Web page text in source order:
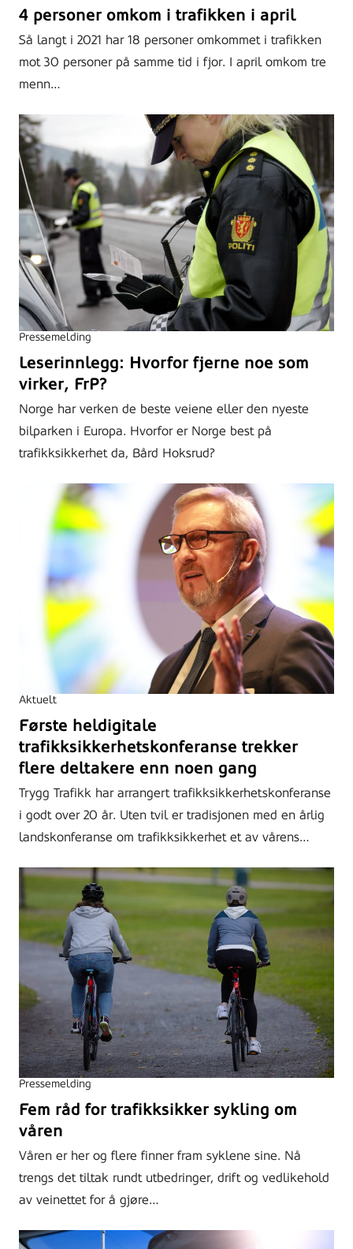
4 personer omkom i trafikken i april
Så langt i 2021 har 18 personer omkommet i trafikken
mot 30 personer på samme tid i fjor. I april omkom tre
menn…
Pressemelding
Leserinnlegg: Hvorfor fjerne noe som
virker, FrP?
Norge har verken de beste veiene eller den nyeste
bilparken i Europa. Hvorfor er Norge best på
trafikksikkerhet da, Bård Hoksrud?
Aktuelt
Første heldigitale
trafikksikkerhetskonferanse trekker
flere deltakere enn noen gang
Trygg Trafikk har arrangert trafikksikkerhetskonferanse
i godt over 20 år. Uten tvil er tradisjonen med en årlig
landskonferanse om trafikksikkerhet et av vårens…
Pressemelding
Fem råd for trafikksikker sykling om
våren
Våren er her og flere finner fram syklene sine. Nå
trengs det tiltak rundt utbedringer, drift og vedlikehold
av veinettet for å gjøre…